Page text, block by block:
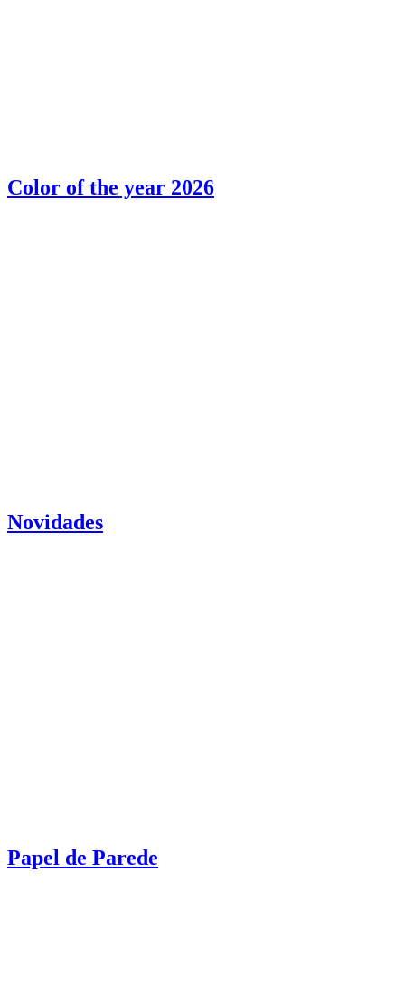
Color of the year 2026
Novidades
Papel de Parede